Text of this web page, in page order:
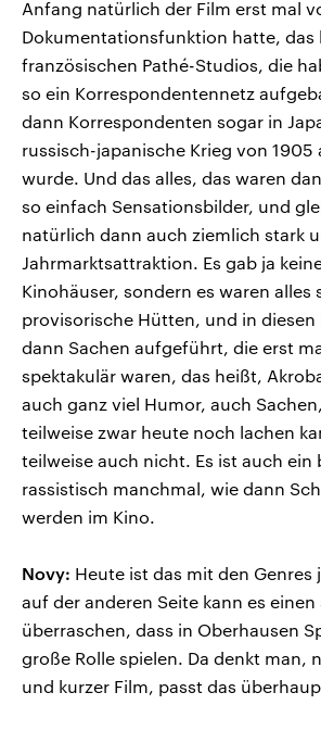
Anfang natürlich der Film erst mal
Dokumentationsfunktion hatte, das
französischen Pathé-Studios, die
so ein Korrespondentennetz
dann Korrespondenten sogar in
russisch-japanische Krieg von
wurde. Und das alles, das waren
so einfach Sensationsbilder, und
natürlich dann auch ziemlich stark
Jahrmarktsattraktion. Es gab ja
Kinohäuser, sondern es waren alles
provisorische Hütten, und in
dann Sachen aufgeführt, die erst
spektakulär waren, das heißt,
auch ganz viel Humor, auch
teilweise zwar heute noch lachen
teilweise auch nicht. Es ist auch ein
rassistisch manchmal, wie dann
werden im Kino.
Novy: Heute ist das mit den Genres
auf der anderen Seite kann es einen
überraschen, dass in Oberhausen
große Rolle spielen. Da denkt man,
und kurzer Film, passt das